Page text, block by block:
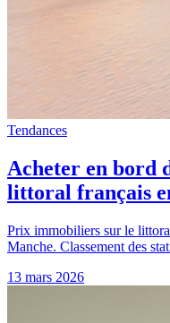
Tendances
Acheter en bord
littoral français
Prix immobiliers sur le
Manche. Classement des
13 mars 2026